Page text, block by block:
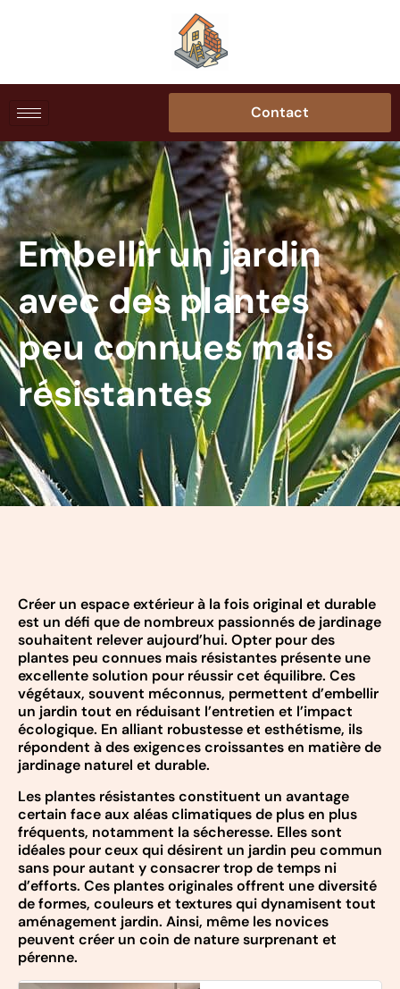
Contact
Embellir un jardin
avec des plantes
peu connues mais
résistantes
Créer un espace extérieur à la fois original et durable
est un défi que de nombreux passionnés de jardinage
souhaitent relever aujourd’hui. Opter pour des
plantes peu connues mais résistantes présente une
excellente solution pour réussir cet équilibre. Ces
végétaux, souvent méconnus, permettent d’embellir
un jardin tout en réduisant l’entretien et l’impact
écologique. En alliant robustesse et esthétisme, ils
répondent à des exigences croissantes en matière de
jardinage naturel et durable.
Les plantes résistantes constituent un avantage
certain face aux aléas climatiques de plus en plus
fréquents, notamment la sécheresse. Elles sont
idéales pour ceux qui désirent un jardin peu commun
sans pour autant y consacrer trop de temps ni
d’efforts. Ces plantes originales offrent une diversité
de formes, couleurs et textures qui dynamisent tout
aménagement jardin. Ainsi, même les novices
peuvent créer un coin de nature surprenant et
pérenne.